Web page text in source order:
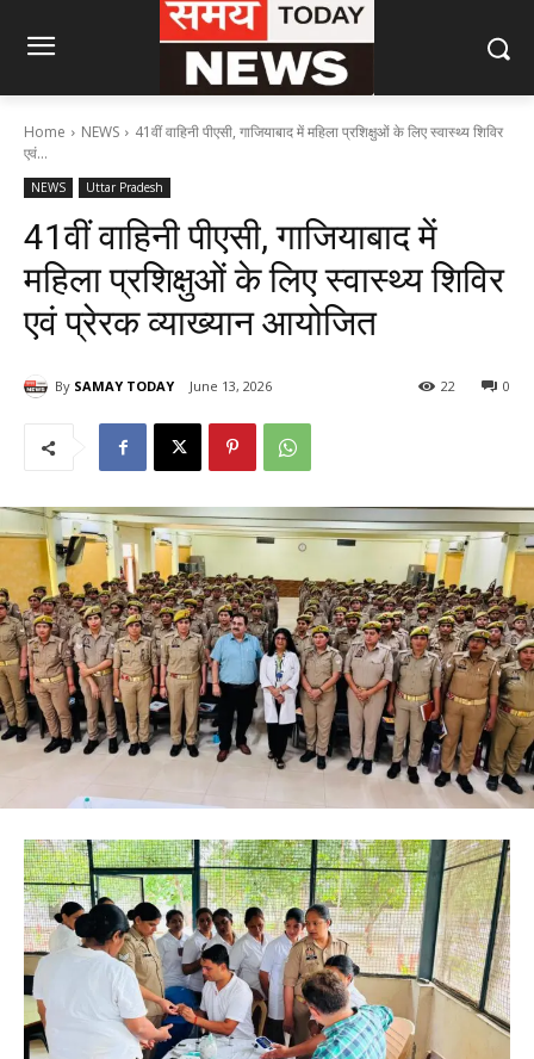
Home NEWS
41वीं वाहिनी पीएसी, गाजियाबाद में महिला प्रशिक्षुओं के लिए स्वास्थ्य शिविर
एवं...
NEWS Uttar Pradesh
41वीं वाहिनी पीएसी, गाजियाबाद में
महिला प्रशिक्षुओं के लिए स्वास्थ्य शिविर
एवं प्रेरक व्याख्यान आयोजित
By SAMAY TODAY June 13, 2026 0
22